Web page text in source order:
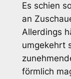
Es schien
an
Allerdings
umgekehrt
förmlich